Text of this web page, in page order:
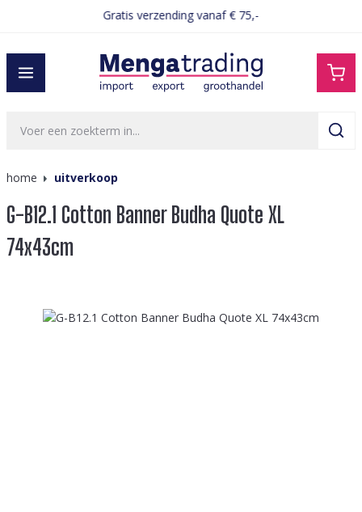
Gratis verzending vanaf € 75,-
home uitverkoop
G-B12.1 Cotton Banner Budha Quote XL
74x43cm
Afbeeldingengalerij overslaan